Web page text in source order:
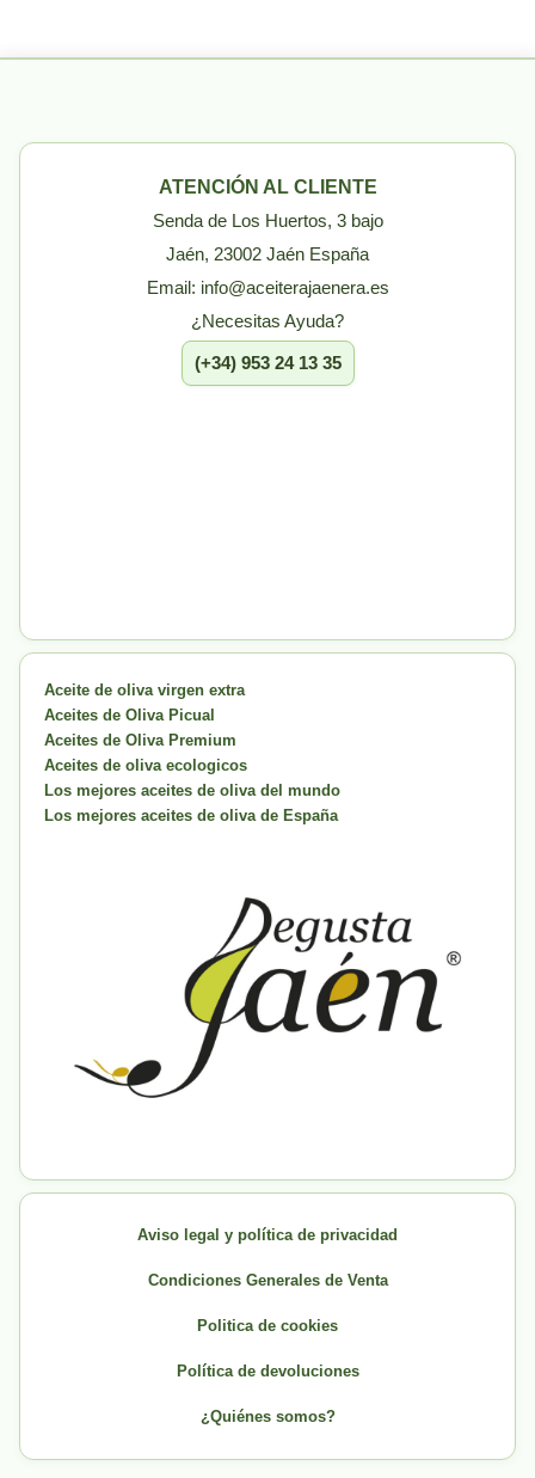
ATENCIÓN AL CLIENTE
Senda de Los Huertos, 3 bajo
Jaén, 23002 Jaén España
Email: info@aceiterajaenera.es
¿Necesitas Ayuda?
(+34) 953 24 13 35
Aceite de oliva virgen extra
Aceites de Oliva Picual
Aceites de Oliva Premium
Aceites de oliva ecologicos
Los mejores aceites de oliva del mundo
Los mejores aceites de oliva de España
Aviso legal y política de privacidad
Condiciones Generales de Venta
Politica de cookies
Política de devoluciones
¿Quiénes somos?